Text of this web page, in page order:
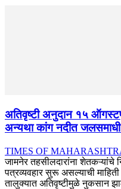
अतिवृष्टी अनुदान १५
अन्यथा कांग नदीत जलसमाधी
TIMES OF
जामनेर तहसीलदारांना शेतकऱ्यांचे
पत्रव्यवहार सुरू असल्याची
तालुक्यात अतिवृष्टीमुळे नुकसान